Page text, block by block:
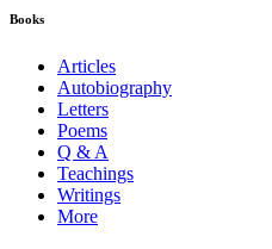
Books
Articles
Autobiography
Letters
Poems
Q & A
Teachings
Writings
More